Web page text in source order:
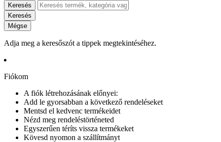
Keresés
Keresés
Mégse
Adja meg a keresőszót a tippek megtekintéséhez.
Fiókom
A fiók létrehozásának előnyei:
Add le gyorsabban a következő rendeléseket
Mentsd el kedvenc termékeidet
Nézd meg rendeléstörténeted
Egyszerűen téríts vissza termékeket
Kövesd nyomon a szállítmányt